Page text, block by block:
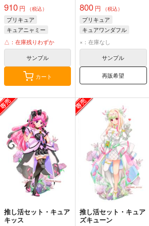
910 円 （税込）
プリキュア
キュアニャミー
△：在庫残りわずか
サンプル
カート
800 円 （税込）
プリキュア
キュアワンダフル
×：在庫なし
サンプル
再販希望
推し活セット・キュア
キッス
推し活セット・キュア
ズキューン